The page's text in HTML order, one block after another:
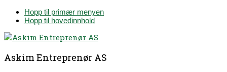
Hopp til primær menyen
Hopp til hovedinnhold
Askim Entreprenør AS